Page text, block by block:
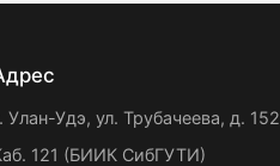
Улан-Удэ, ул. Трубачеева, д. 152
121 (БИИК СибГУТИ)